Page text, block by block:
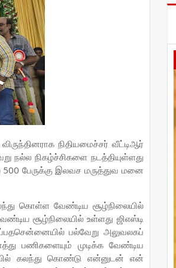
நிதியமைச்சர் வீட்டிஆர்
நல்ல நிகழ்ச்சிகளை நடத்தியுள்ளது
பேருக்கு இலவச மருத்துவ மனை
கொள்ள வேண்டிய சூழ்நிலையில்
சூழ்நிலையில் உள்ளது ஜிஎஸ்டி
பல்வேறு அலுவலகப்
பணிகளையும் முடிக்க வேண்டிய
கலந்து கொண்டு என்னுடன் என்